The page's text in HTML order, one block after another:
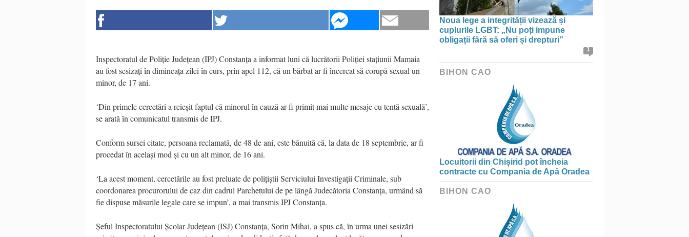
Inspectoratul de Poliție Județean (IPJ) Constanța a informat luni că lucrătorii Poliției stațiunii Mamaia
au fost sesizați în dimineața zilei în curs, prin apel 112, că un bărbat ar fi încercat să corupă sexual un
minor, de 17 ani.
‘Din primele cercetări a reieșit faptul că minorul în cauză ar fi primit mai multe mesaje cu tentă sexuală’,
se arată în comunicatul transmis de IPJ.
Conform sursei citate, persoana reclamată, de 48 de ani, este bănuită că, la data de 18 septembrie, ar fi
procedat în același mod și cu un alt minor, de 16 ani.
‘La acest moment, cercetările au fost preluate de polițiștii Serviciului Investigații Criminale, sub
coordonarea procurorului de caz din cadrul Parchetului de pe lângă Judecătoria Constanța, urmând să
fie dispuse măsurile legale care se impun’, a mai transmis IPJ Constanța.
Șeful Inspectoratului Școlar Județean (ISJ) Constanța, Sorin Mihai, a spus că, în urma unei sesizări
Noua lege a integrității vizează și
cuplurile LGBT: „Nu poți impune
obligații fără să oferi și drepturi”
1
BIHON CAO
Locuitorii din Chișirid pot încheia
contracte cu Compania de Apă Oradea
BIHON CAO